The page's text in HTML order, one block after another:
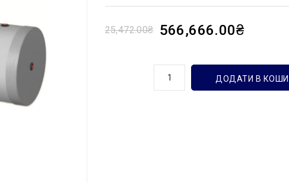
25,472.00₴ 566,666.00₴
ДОДАТИ В